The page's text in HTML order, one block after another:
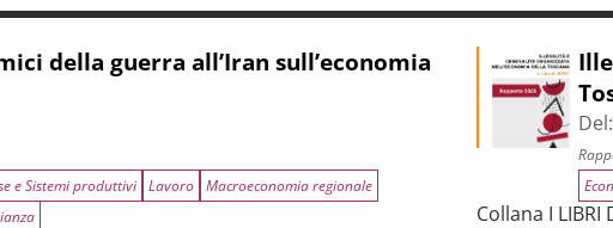
della guerra all’Iran sull’economia
e Sistemi produttivi Lavoro Macroeconomia regionale
Del:
Collana I